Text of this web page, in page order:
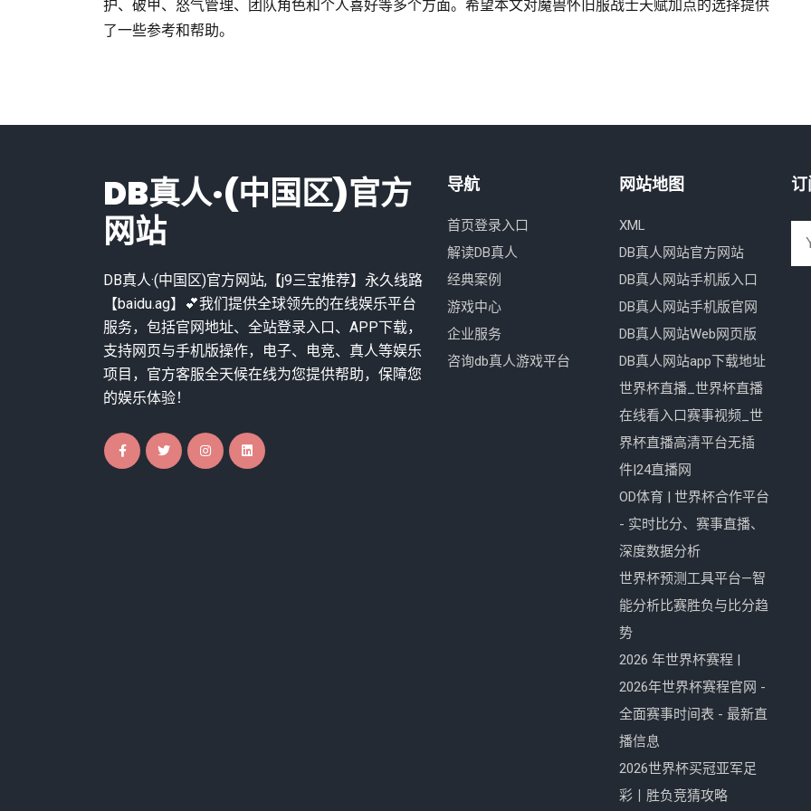
护、破甲、怒气管理、团队角色和个人喜好等多个方面。希望本文对魔兽怀旧服战士天赋加点的选择提供
了一些参考和帮助。
DB真人·(中国区)官方
网站
DB真人·(中国区)官方网站,【j9三宝推荐】永久线路
【baidu.ag】💕我们提供全球领先的在线娱乐平台
服务，包括官网地址、全站登录入口、APP下载，
支持网页与手机版操作，电子、电竞、真人等娱乐
项目，官方客服全天候在线为您提供帮助，保障您
的娱乐体验！
导航
首页登录入口
解读DB真人
经典案例
游戏中心
企业服务
咨询db真人游戏平台
网站地图
XML
DB真人网站官方网站
DB真人网站手机版入口
DB真人网站手机版官网
DB真人网站Web网页版
DB真人网站app下载地址
世界杯直播_世界杯直播
在线看入口赛事视频_世
界杯直播高清平台无插
件|24直播网
OD体育 | 世界杯合作平台
- 实时比分、赛事直播、
深度数据分析
世界杯预测工具平台—智
能分析比赛胜负与比分趋
势
2026 年世界杯赛程 |
2026年世界杯赛程官网 -
全面赛事时间表 - 最新直
播信息
2026世界杯买冠亚军足
彩丨胜负竞猜攻略